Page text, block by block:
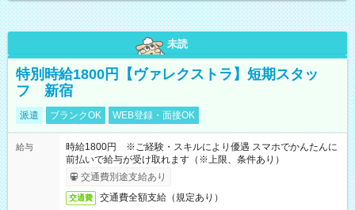
未読
特別時給1800円【ヴァレクストラ】短期スタッ
フ 新宿
派遣 ブランクOK WEB登録・面接OK
給与
時給1800円 ※ご経験・スキルにより優遇 スマホでかんたんに
前払いで給与が受け取れます（※上限、条件あり）
交通費別途支給あり
交通費 交通費全額支給（規定あり）